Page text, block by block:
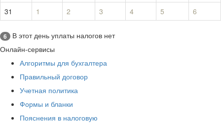
31
1 2 3 4 5 6
6
В этот день уплаты налогов нет
Онлайн-сервисы
Алгоритмы для бухгалтера
Правильный договор
Учетная политика
Формы и бланки
Пояснения в налоговую